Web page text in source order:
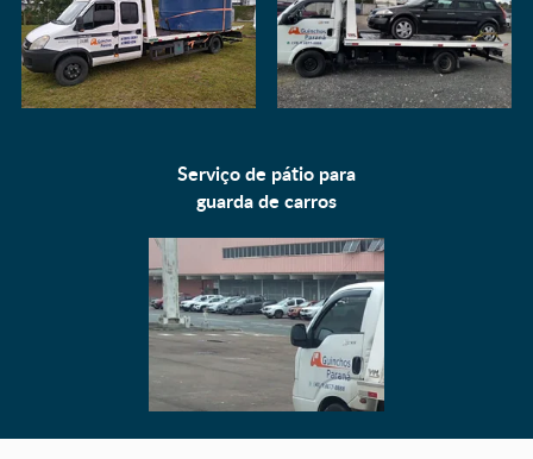
Serviço de pátio para
guarda de carros